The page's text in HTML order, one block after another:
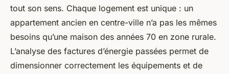
tout son sens. Chaque logement est unique : un
appartement ancien en centre-ville n’a pas les mêmes
besoins qu’une maison des années 70 en zone rurale.
L’analyse des factures d’énergie passées permet de
dimensionner correctement les équipements et de